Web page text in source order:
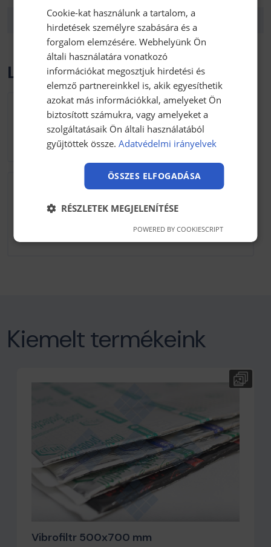
Tömeg: 1 kg
Letölthető anyagok
FMVSS 302 szabvány
122.59 kB kb / pdf
Letöltés
Hanno-Protecto PF810 technikai
adatlap
Kiemelt termékeink
Vibrofiltr 500x700 mm
Cookie-kat használunk a tartalom, a
hirdetések személyre szabására és a
forgalom elemzésére. Webhelyünk Ön
általi használatára vonatkozó
információkat megosztjuk hirdetési és
elemző partnereinkkel is, akik egyesíthetik
azokat más információkkal, amelyeket Ön
biztosított számukra, vagy amelyeket a
szolgáltatásaik Ön általi használatából
gyűjtöttek össze.Adatvédelmi irányelvek
ÖSSZES ELFOGADÁSA
RÉSZLETEK MEGJELENÍTÉSE
POWERED BY COOKIESCRIPT